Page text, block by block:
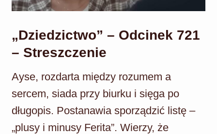
„Dziedzictwo” – Odcinek 721
– Streszczenie
Ayse, rozdarta między rozumem a
sercem, siada przy biurku i sięga po
długopis. Postanawia sporządzić listę –
„plusy i minusy Ferita”. Wierzy, że